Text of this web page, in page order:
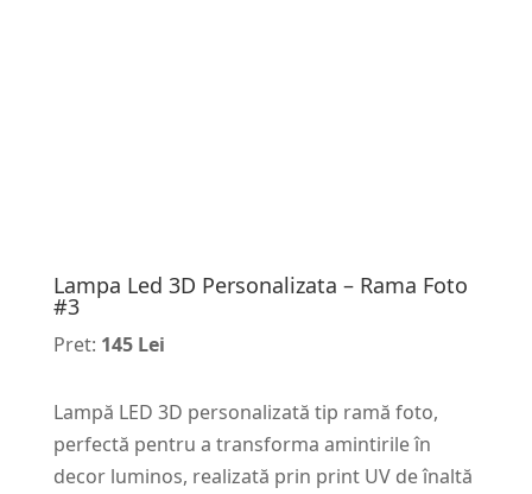
Lampa Led 3D Personalizata – Rama Foto
#3
Pret: 145 Lei
Lampă LED 3D personalizată tip ramă foto,
perfectă pentru a transforma amintirile în
decor luminos, realizată prin print UV de înaltă